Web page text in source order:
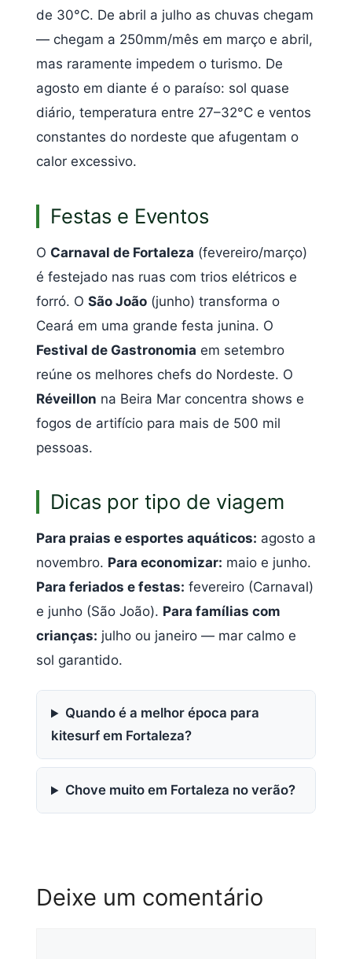
de 30°C. De abril a julho as chuvas chegam
— chegam a 250mm/mês em março e abril,
mas raramente impedem o turismo. De
agosto em diante é o paraíso: sol quase
diário, temperatura entre 27–32°C e ventos
constantes do nordeste que afugentam o
calor excessivo.
Festas e Eventos
O Carnaval de Fortaleza (fevereiro/março)
é festejado nas ruas com trios elétricos e
forró. O São João (junho) transforma o
Ceará em uma grande festa junina. O
Festival de Gastronomia em setembro
reúne os melhores chefs do Nordeste. O
Réveillon na Beira Mar concentra shows e
fogos de artifício para mais de 500 mil
pessoas.
Dicas por tipo de viagem
Para praias e esportes aquáticos: agosto a
novembro. Para economizar: maio e junho.
Para feriados e festas: fevereiro (Carnaval)
e junho (São João). Para famílias com
crianças: julho ou janeiro — mar calmo e
sol garantido.
Quando é a melhor época para
kitesurf em Fortaleza?
Chove muito em Fortaleza no verão?
Deixe um comentário